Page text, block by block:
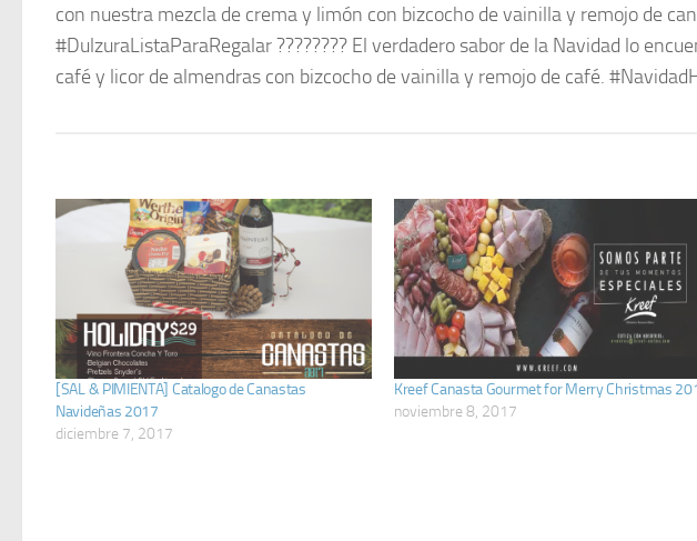
con nuestra mezcla de crema y limón con bizcocho de vainilla y remojo de
#DulzuraListaParaRegalar ???????? El verdadero sabor de la Navidad lo
café y licor de almendras con bizcocho de vainilla y remojo de café.
[SAL & PIMIENTA] Catalogo de Canastas
Navideñas 2017
diciembre 7, 2017
Kreef Canasta Gourmet for Merry Christmas
noviembre 8, 2017